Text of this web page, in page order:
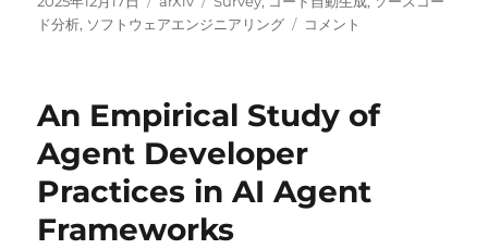
稿
テ
グ
ド分析, ソフトウェアエンジニアリング
From
to
Agents
Applications:
A
コメント
An Empirical Study of
Agent Developer
Practices in AI Agent
Frameworks